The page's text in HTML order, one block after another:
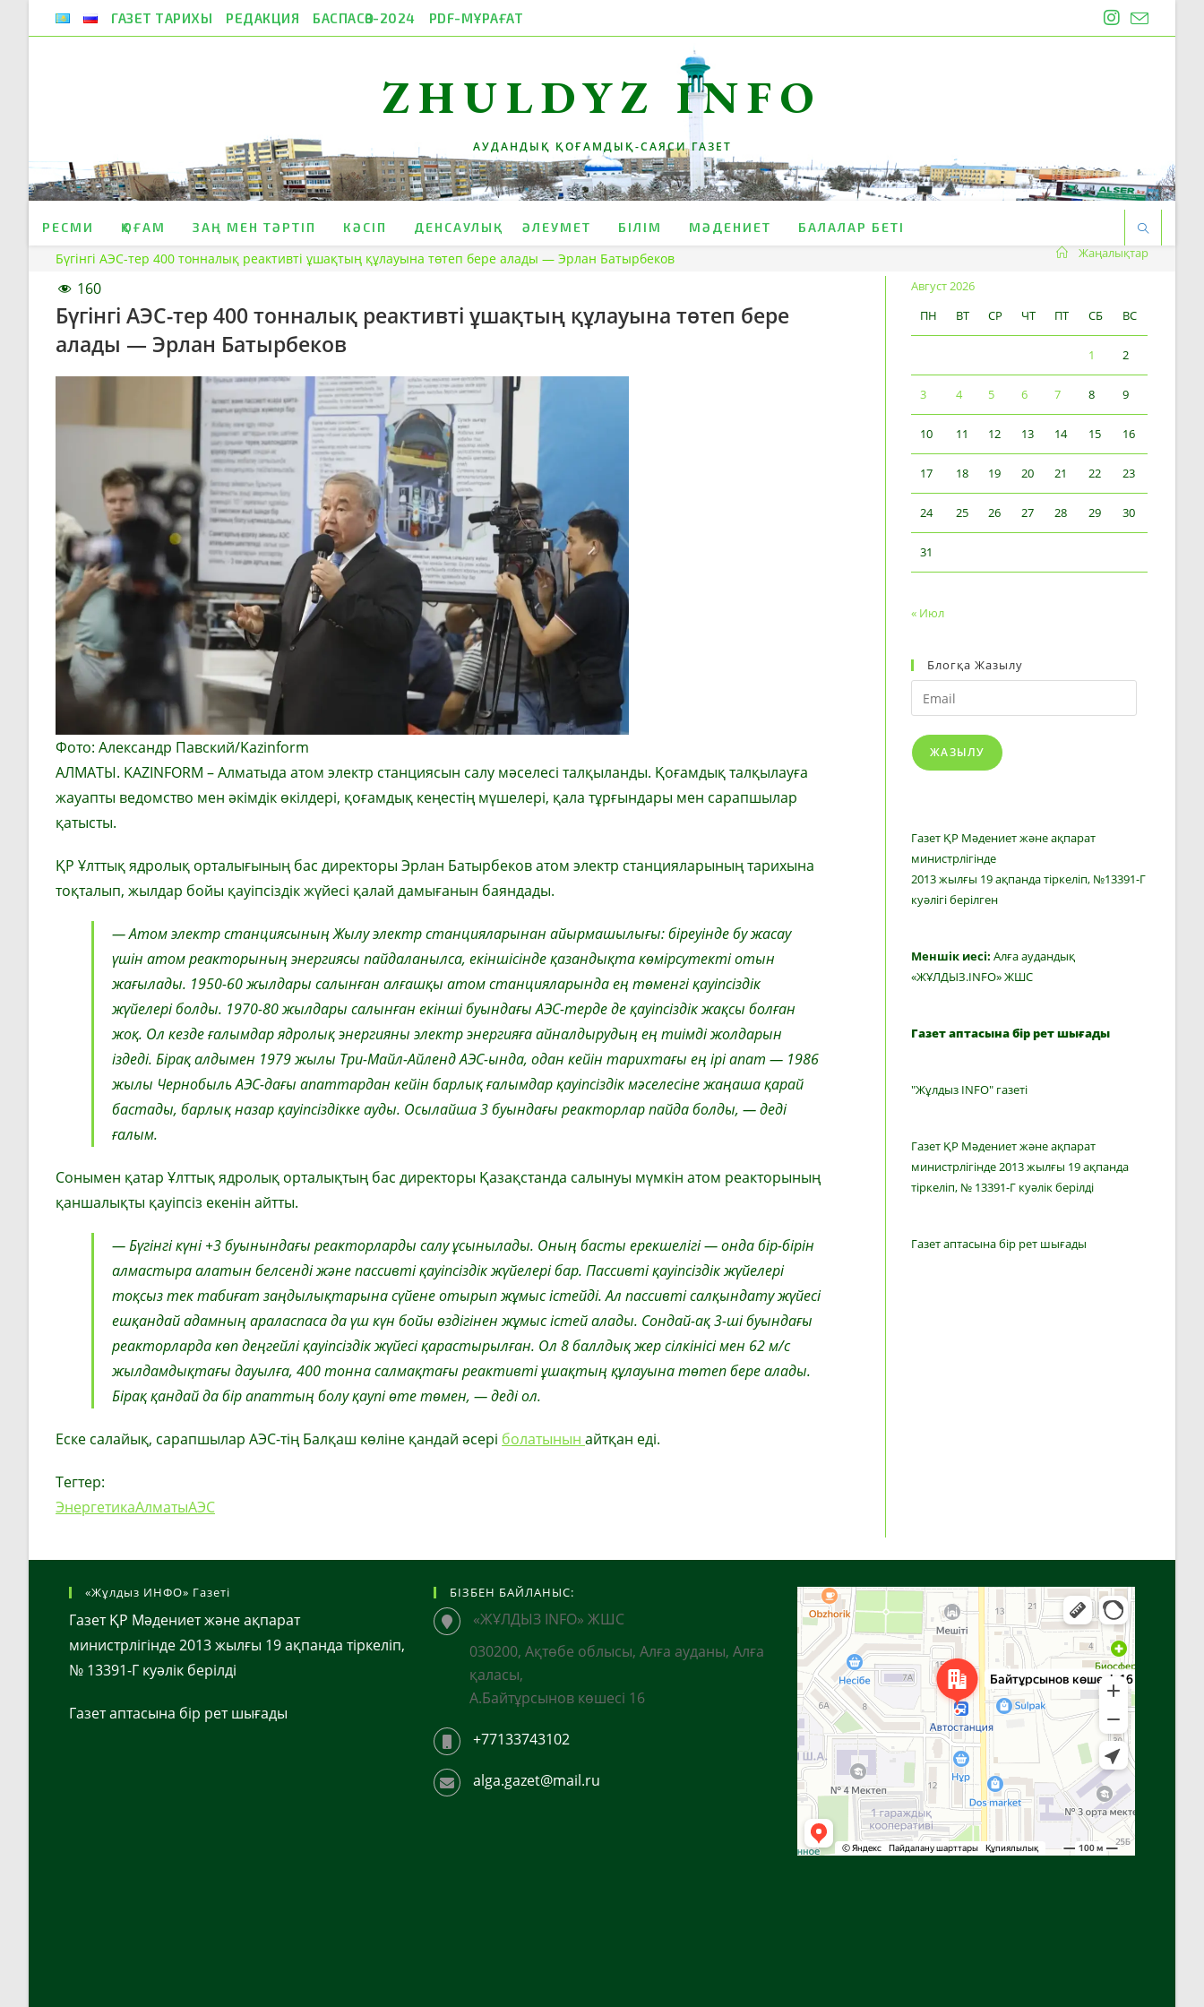
ГАЗЕТ ТАРИХЫ РЕДАКЦИЯ БАСПАСӨЗ-2024 PDF-МҰРАҒАТ
ZHULDYZ INFO
АУДАНДЫҚ ҚОҒАМДЫҚ-САЯСИ ГАЗЕТ
РЕСМИ ҚОҒАМ ЗАҢ МЕН ТӘРТІП КӘСІП ДЕНСАУЛЫҚ ӘЛЕУМЕТ БІЛІМ МӘДЕНИЕТ БАЛАЛАР БЕТІ
Бүгінгі АЭС-тер 400 тонналық реактивті ұшақтың құлауына төтеп бере алады — Эрлан Батырбеков Жаңалықтар
160
Бүгінгі АЭС-тер 400 тонналық реактивті ұшақтың құлауына төтеп бере
алады — Эрлан Батырбеков
Фото: Александр Павский/Kazinform
АЛМАТЫ. KAZINFORM – Алматыда атом электр станциясын салу мәселесі талқыланды. Қоғамдық талқылауға
жауапты ведомство мен әкімдік өкілдері, қоғамдық кеңестің мүшелері, қала тұрғындары мен сарапшылар
қатысты.
ҚР Ұлттық ядролық орталығының бас директоры Эрлан Батырбеков атом электр станцияларының тарихына
тоқталып, жылдар бойы қауіпсіздік жүйесі қалай дамығанын баяндады.
— Атом электр станциясының Жылу электр станцияларынан айырмашылығы: біреуінде бу жасау
үшін атом реакторының энергиясы пайдаланылса, екіншісінде қазандықта көмірсутекті отын
жағылады. 1950-60 жылдары салынған алғашқы атом станцияларында ең төменгі қауіпсіздік
жүйелері болды. 1970-80 жылдары салынған екінші буындағы АЭС-терде де қауіпсіздік жақсы болған
жоқ. Ол кезде ғалымдар ядролық энергияны электр энергияға айналдырудың ең тиімді жолдарын
іздеді. Бірақ алдымен 1979 жылы Три-Майл-Айленд АЭС-ында, одан кейін тарихтағы ең ірі апат — 1986
жылы Чернобыль АЭС-дағы апаттардан кейін барлық ғалымдар қауіпсіздік мәселесіне жаңаша қарай
бастады, барлық назар қауіпсіздікке ауды. Осылайша 3 буындағы реакторлар пайда болды, — деді
ғалым.
Сонымен қатар Ұлттық ядролық орталықтың бас директоры Қазақстанда салынуы мүмкін атом реакторының
қаншалықты қауіпсіз екенін айтты.
— Бүгінгі күні +3 буынындағы реакторларды салу ұсынылады. Оның басты ерекшелігі — онда бір-бірін
алмастыра алатын белсенді және пассивті қауіпсіздік жүйелері бар. Пассивті қауіпсіздік жүйелері
тоқсыз тек табиғат заңдылықтарына сүйене отырып жұмыс істейді. Ал пассивті салқындату жүйесі
ешқандай адамның араласпаса да үш күн бойы өздігінен жұмыс істей алады. Сондай-ақ 3-ші буындағы
реакторларда көп деңгейлі қауіпсіздік жүйесі қарастырылған. Ол 8 баллдық жер сілкінісі мен 62 м/с
жылдамдықтағы дауылға, 400 тонна салмақтағы реактивті ұшақтың құлауына төтеп бере алады.
Бірақ қандай да бір апаттың болу қаупі өте төмен, — деді ол.
Еске салайық, сарапшылар АЭС-тің Балқаш көліне қандай әсері болатынын айтқан еді.
Тегтер:
ЭнергетикаАлматыАЭС
Август 2026
ПН
ВТ СР ЧТ ПТ СБ ВС
1 2
3 4 5 6 7 8 9
10 11 12 13 14 15 16
17 18 19 20 21 22 23
24 25 26 27 28 29 30
31
« Июл
Блогқа Жазылу
Email
ЖАЗЫЛУ
Газет ҚР Мәдениет және ақпарат
министрлігінде
2013 жылғы 19 ақпанда тіркеліп, №13391-Г
куәлігі берілген
Меншік иесі: Алға аудандық
«ЖҰЛДЫЗ.INFO» ЖШС
Газет аптасына бір рет шығады
"Жұлдыз INFO" газеті
Газет ҚР Мәдениет және ақпарат
министрлігінде 2013 жылғы 19 ақпанда
тіркеліп, № 13391-Г куәлік берілді
Газет аптасына бір рет шығады
«Жұлдыз ИНФО» Газеті
Газет ҚР Мәдениет және ақпарат
министрлігінде 2013 жылғы 19 ақпанда тіркеліп,
№ 13391-Г куәлік берілді
Газет аптасына бір рет шығады
БІЗБЕН БАЙЛАНЫС:
«ЖҰЛДЫЗ INFO» ЖШС
030200, Ақтөбе облысы, Алға ауданы, Алға
қаласы,
А.Байтұрсынов көшесі 16
+77133743102
alga.gazet@mail.ru
Алға
Яндекс Карталар — көлік, навигация, орындарды іздеу